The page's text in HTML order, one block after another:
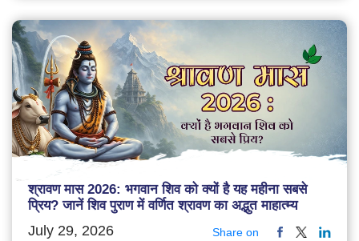
श्रावण मास 2026: भगवान शिव को क्यों है यह महीना सबसे
प्रिय? जानें शिव पुराण में वर्णित श्रावण का अद्भुत माहात्म्य
July 29, 2026 Share on